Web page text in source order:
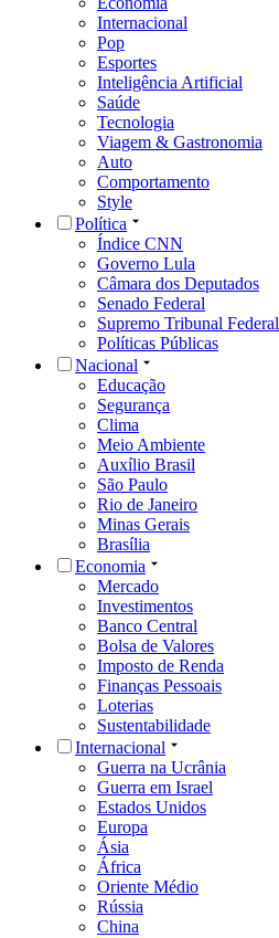
Internacional
Pop
Esportes
Inteligência Artificial
Saúde
Tecnologia
Viagem & Gastronomia
Auto
Comportamento
Style
Política
Índice CNN
Governo Lula
Câmara dos Deputados
Senado Federal
Supremo Tribunal Federal
Políticas Públicas
Nacional
Educação
Segurança
Clima
Meio Ambiente
Auxílio Brasil
São Paulo
Rio de Janeiro
Minas Gerais
Brasília
Economia
Mercado
Investimentos
Banco Central
Bolsa de Valores
Imposto de Renda
Finanças Pessoais
Loterias
Sustentabilidade
Internacional
Guerra na Ucrânia
Guerra em Israel
Estados Unidos
Europa
Ásia
África
Oriente Médio
Rússia
China